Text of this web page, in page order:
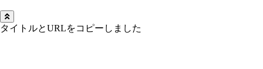
タイトルとURLをコピーしました